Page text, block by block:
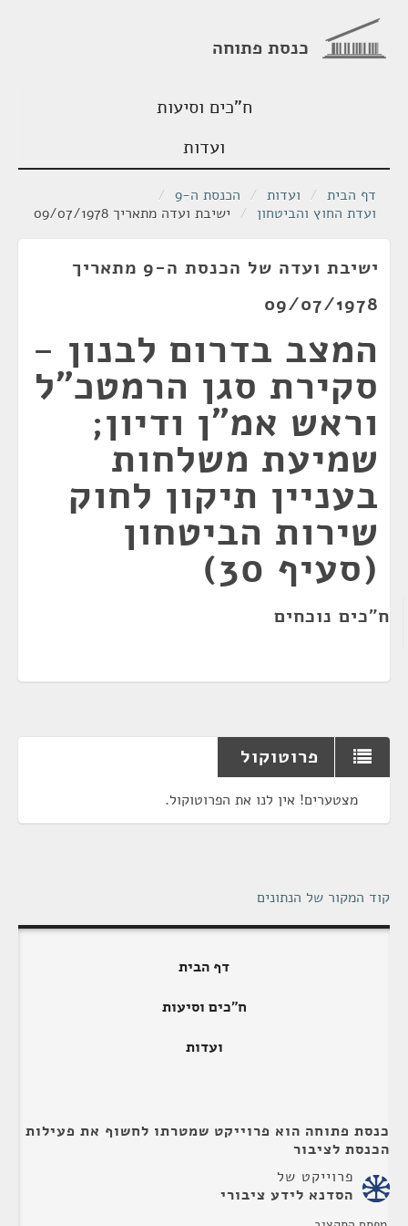
כנסת פתוחה
ח"כים וסיעות
ועדות
דף הבית / ועדות / הכנסת ה-9
/
ועדת החוץ והביטחון / ישיבת ועדה מתאריך 09/07/1978
ישיבת ועדה של הכנסת ה-9 מתאריך
09/07/1978
המצב בדרום לבנון -
סקירת סגן הרמטכ"ל
וראש אמ"ן ודיון;
שמיעת משלחות
בעניין תיקון לחוק
שירות הביטחון
(סעיף 30)
ח"כים נוכחים
פרוטוקול
מצטערים! אין לנו את הפרוטוקול.
קוד המקור של הנתונים
דף הבית
ח"כים וסיעות
ועדות
כנסת פתוחה הוא פרוייקט שמטרתו לחשוף את פעילות
הכנסת לציבור
פרוייקט של
הסדנא לידע ציבורי